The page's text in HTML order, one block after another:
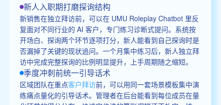
新人入职期打磨探询结构
新销售在独立拜访前，可以在 UMU Roleplay Chatbot 里反
复面对不同行业的 AI 客户，专门练习诊断式提问。系统按
开场白、探询两个环节逐项打分，新人能看到自己探询时是
否漏掉了关键的现状追问。一个月集中练习后，新人独立拜
访中完成完整探询的比例明显提升，上手周期随之缩短。
季度冲刺前统一引导话术
区域团队在重点客户拜访前，可以用同一套场景模板集中演
练痛点量化的引导话术。管理者在后台能看到每位成员在量